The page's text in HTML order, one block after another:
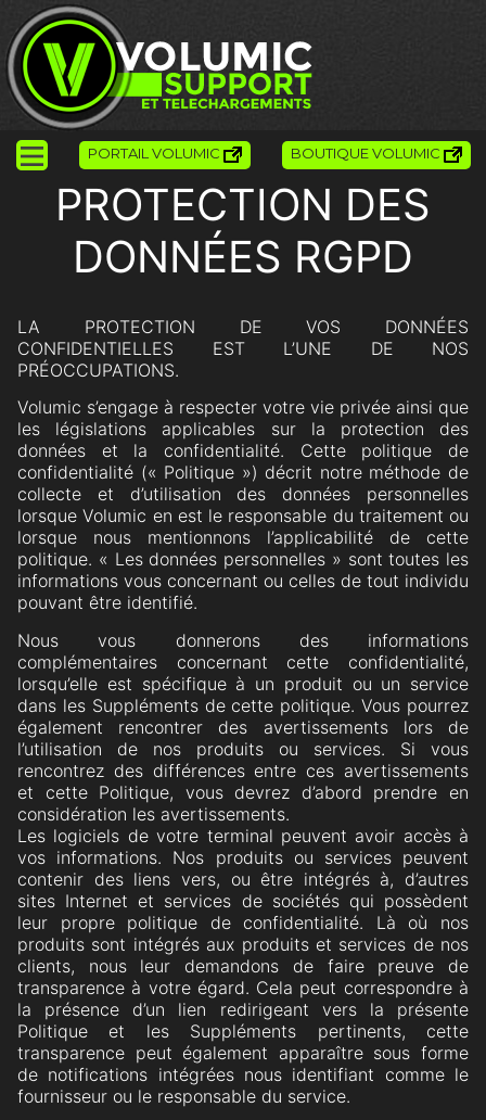
PORTAIL VOLUMIC BOUTIQUE VOLUMIC
PROTECTION DES
DONNÉES RGPD
LA PROTECTION DE VOS DONNÉES
CONFIDENTIELLES EST L’UNE DE NOS
PRÉOCCUPATIONS.
Volumic s’engage à respecter votre vie privée ainsi que
les législations applicables sur la protection des
données et la confidentialité. Cette politique de
confidentialité (« Politique ») décrit notre méthode de
collecte et d’utilisation des données personnelles
lorsque Volumic en est le responsable du traitement ou
lorsque nous mentionnons l’applicabilité de cette
politique. « Les données personnelles » sont toutes les
informations vous concernant ou celles de tout individu
pouvant être identifié.
Nous vous donnerons des informations
complémentaires concernant cette confidentialité,
lorsqu’elle est spécifique à un produit ou un service
dans les Suppléments de cette politique. Vous pourrez
également rencontrer des avertissements lors de
l’utilisation de nos produits ou services. Si vous
rencontrez des différences entre ces avertissements
et cette Politique, vous devrez d’abord prendre en
considération les avertissements.
Les logiciels de votre terminal peuvent avoir accès à
vos informations. Nos produits ou services peuvent
contenir des liens vers, ou être intégrés à, d’autres
sites Internet et services de sociétés qui possèdent
leur propre politique de confidentialité. Là où nos
produits sont intégrés aux produits et services de nos
clients, nous leur demandons de faire preuve de
transparence à votre égard. Cela peut correspondre à
la présence d’un lien redirigeant vers la présente
Politique et les Suppléments pertinents, cette
transparence peut également apparaître sous forme
de notifications intégrées nous identifiant comme le
fournisseur ou le responsable du service.